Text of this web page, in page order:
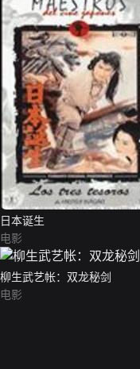
日本诞生
电影
柳生武艺帐：双龙秘剑
电影